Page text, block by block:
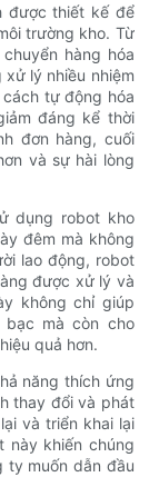
được thiết kế để
trường kho. Từ
hàng hóa
lý nhiều nhiệm
tự động hóa
đáng kể thời
đơn hàng, cuối
và sự hài lòng
dụng robot kho
đêm mà không
lao động, robot
được xử lý và
không chỉ giúp
mà còn cho
quả hơn.
năng thích ứng
thay đổi và phát
và triển khai lại
này khiến chúng
ty muốn dẫn đầu